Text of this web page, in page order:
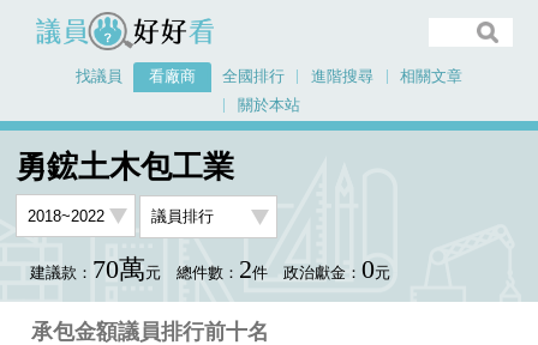
議員好好看
找議員 看廠商 全國排行 進階搜尋
相關文章
關於本站
勇鋐土木包工業
建議款： 70萬元 總件數： 2件 政治獻金： 0元
承包金額議員排行前十名